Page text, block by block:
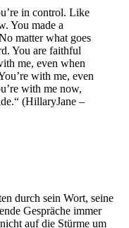
in control. Like
You made a
matter what goes
You are faithful
me, even when
with me, even
with me now,
(HillaryJane –
durch sein Wort, seine
Gespräche immer
auf die Stürme um